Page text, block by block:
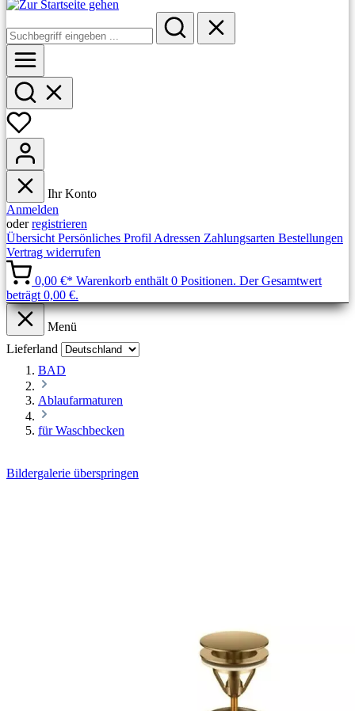
Ihr Konto
Anmelden
oderregistrieren
Übersicht Persönliches Profil Adressen Zahlungsarten Bestellungen
Vertrag widerrufen
0,00 €* Warenkorb enthält 0 Positionen. Der Gesamtwert
beträgt 0,00 €.
Menü
Lieferland
BAD
Ablaufarmaturen
für Waschbecken
Bildergalerie überspringen